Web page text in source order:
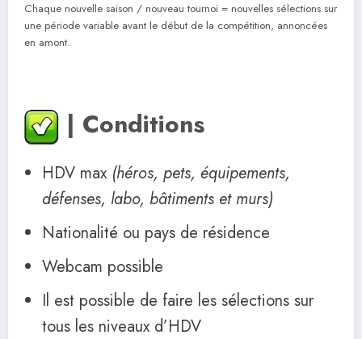
Chaque nouvelle saison / nouveau tournoi = nouvelles sélections sur
une période variable avant le début de la compétition, annoncées
en amont.
| Conditions
HDV max (héros, pets, équipements,
défenses, labo, bâtiments et murs)
Nationalité ou pays de résidence
Webcam possible
Il est possible de faire les sélections sur
tous les niveaux d’HDV